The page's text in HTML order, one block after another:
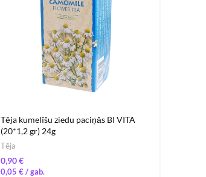
Tēja kumelīšu ziedu paciņās BI VITA
(20*1,2 gr) 24g
Tēja
€
0,05 €